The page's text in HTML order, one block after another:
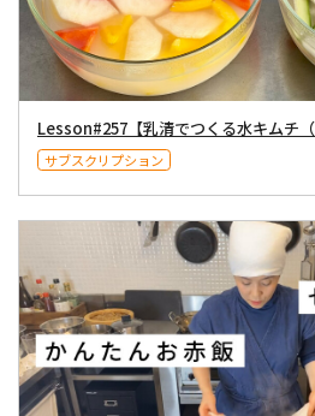
サブスクリプション